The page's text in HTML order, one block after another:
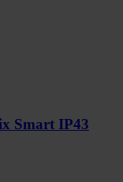
Smart IP43